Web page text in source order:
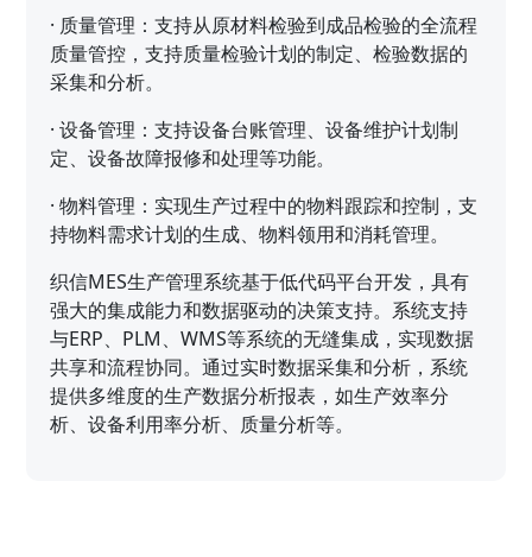
· 质量管理：支持从原材料检验到成品检验的全流程
质量管控，支持质量检验计划的制定、检验数据的
采集和分析。
·设备管理：支持设备台账管理、设备维护计划制
定、设备故障报修和处理等功能。
·物料管理：实现生产过程中的物料跟踪和控制，支
持物料需求计划的生成、物料领用和消耗管理。
织信MES生产管理系统基于低代码平台开发，具有
强大的集成能力和数据驱动的决策支持。系统支持
与ERP、PLM、WMS等系统的无缝集成，实现数据
共享和流程协同。通过实时数据采集和分析，系统
提供多维度的生产数据分析报表，如生产效率分
析、设备利用率分析、质量分析等。